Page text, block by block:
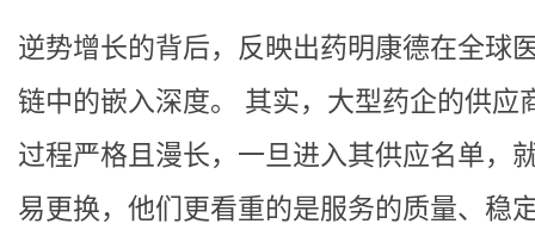
逆势增长的背后，反映出药明康德在全球
链中的嵌入深度。 其实，大型药企的供应
过程严格且漫长，一旦进入其供应名单，
易更换，他们更看重的是服务的质量、稳